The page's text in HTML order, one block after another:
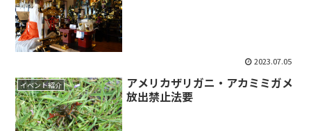
2023.07.05
イベント紹介
アメリカザリガニ・アカミミガメ
放出禁止法要